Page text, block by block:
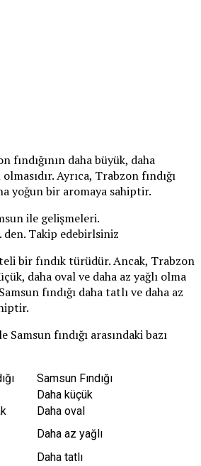
fındığının daha büyük, daha
Ayrıca, Trabzon fındığı
yoğun bir aromaya sahiptir.
ile gelişmeleri.
Takip edebirlsiniz
bir fındık türüdür. Ancak, Trabzon
daha oval ve daha az yağlı olma
fındığı daha tatlı ve daha az
Samsun fındığı arasındaki bazı
Samsun Fındığı
Daha küçük
Daha oval
Daha az yağlı
Daha tatlı